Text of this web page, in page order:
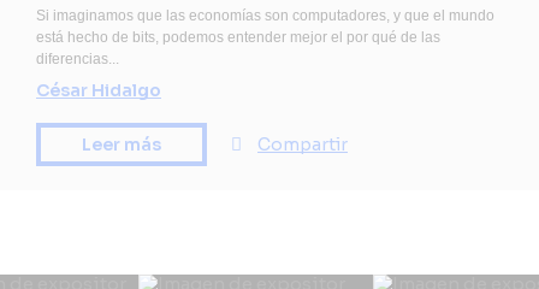
Si imaginamos que las economías son computadores, y que el mundo
está hecho de bits, podemos entender mejor el por qué de las
diferencias...
César Hidalgo
Leer más Compartir